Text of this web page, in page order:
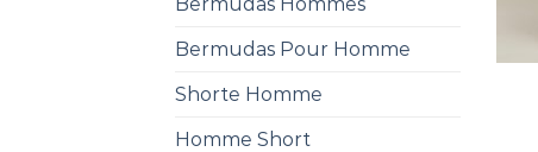
Bermudas Pour Homme
Shorte Homme
Homme Short